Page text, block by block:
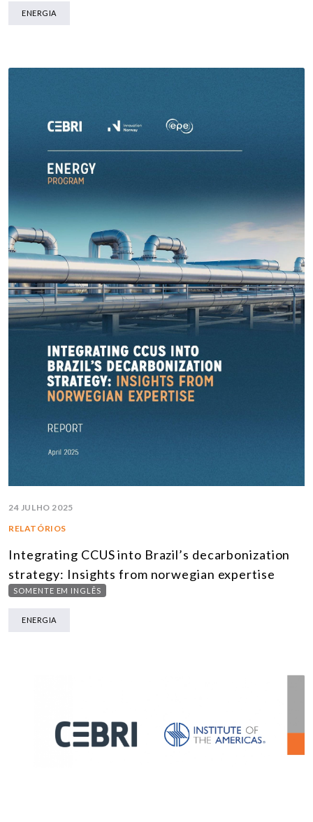
ENERGIA
24 JULHO 2025
RELATÓRIOS
Integrating CCUS into Brazil’s decarbonization
strategy: Insights from norwegian expertise
SOMENTE EM INGLÊS
ENERGIA